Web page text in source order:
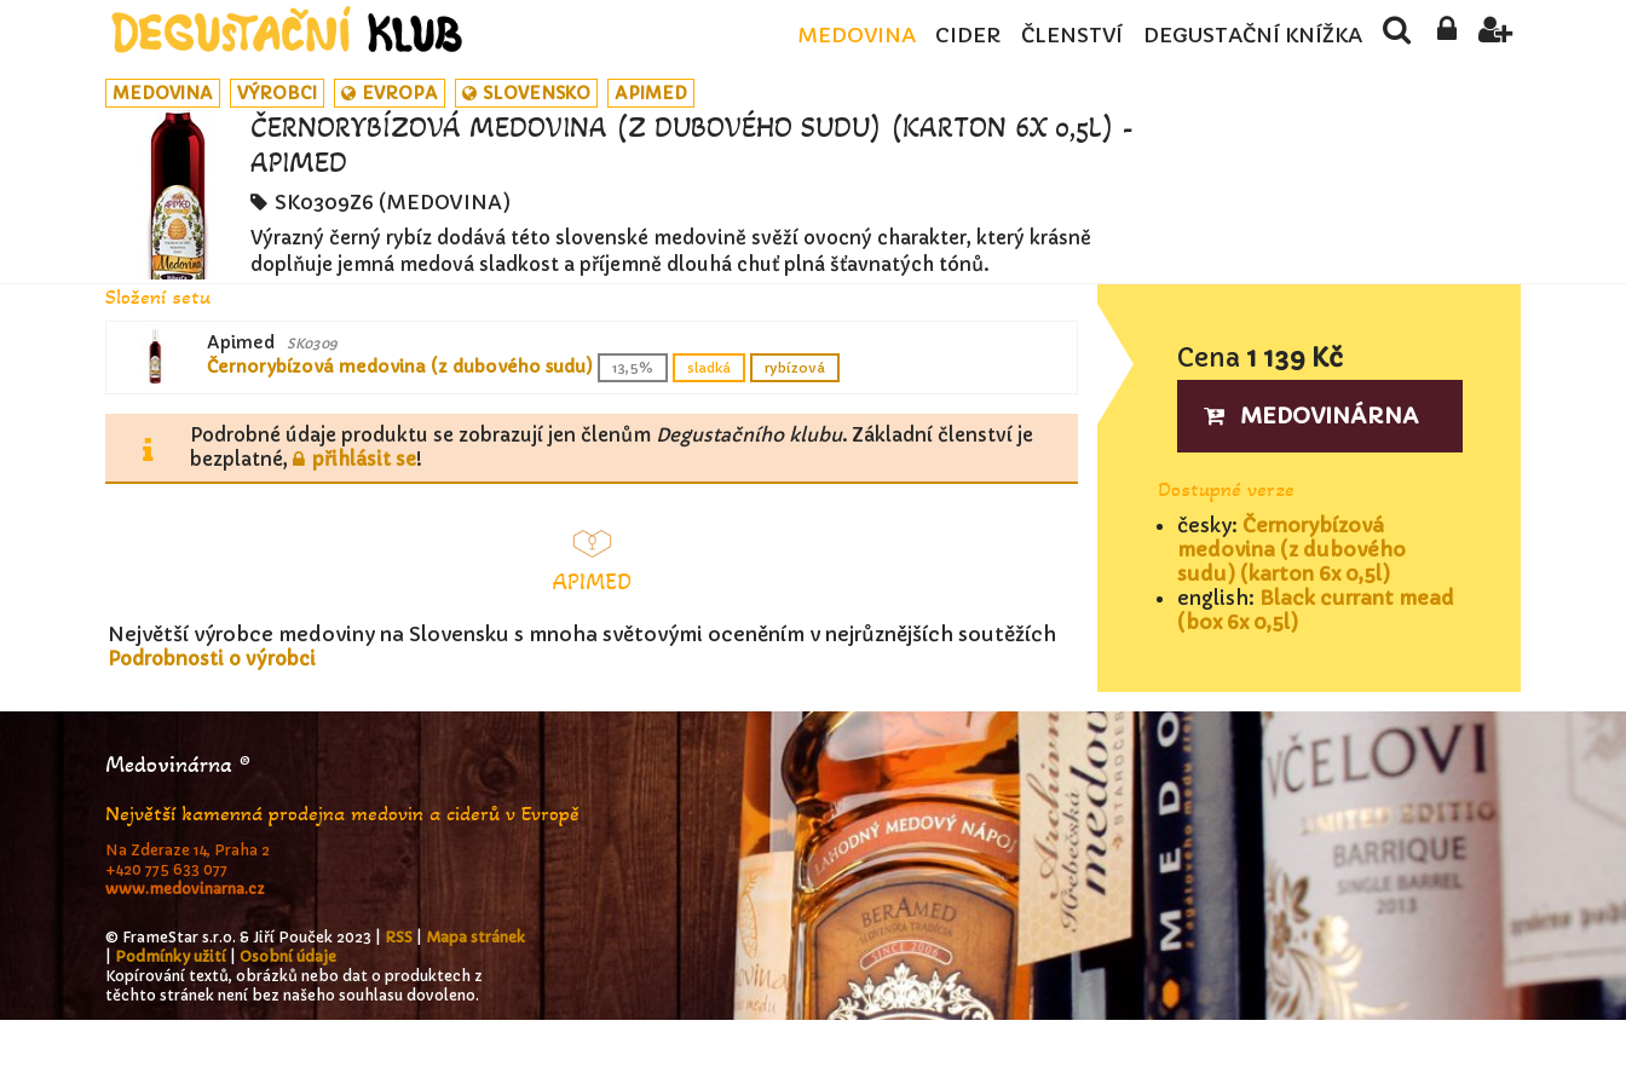
MEDOVINA CIDER ČLENSTVÍ DEGUSTAČNÍ KNÍŽKA
MEDOVINA VÝROBCI EVROPA SLOVENSKO APIMED
ČERNORYBÍZOVÁ MEDOVINA (Z DUBOVÉHO SUDU) (KARTON 6X 0,5L) -
APIMED
SK0309Z6 (MEDOVINA)
Výrazný černý rybíz dodává této slovenské medovině svěží ovocný charakter, který krásně
doplňuje jemná medová sladkost a příjemně dlouhá chuť plná šťavnatých tónů.
Složení setu
Apimed SK0309
Černorybízová medovina (z dubového sudu) 13,5% sladká rybízová
Podrobné údaje produktu se zobrazují jen členům Degustačního klubu. Základní členství je
bezplatné,
přihlásit se!
APIMED
Největší výrobce medoviny na Slovensku s mnoha světovými oceněním v nejrůznějších soutěžích
Podrobnosti o výrobci
Cena 1 139 Kč
MEDOVINÁRNA
Dostupné verze
česky: Černorybízová
medovina (z dubového
sudu) (karton 6x 0,5l)
english: Black currant mead
(box 6x 0,5l)
Medovinárna ®
Největší kamenná prodejna medovin a ciderů v Evropě
Na Zderaze 14, Praha 2
+420 775 633 077
www.medovinarna.cz
© FrameStar s.r.o. & Jiří Pouček 2023 | RSS
Mapa stránek
Podmínky užití| Osobní údaje
Kopírování textů, obrázků nebo dat o produktech z
těchto stránek není bez našeho souhlasu dovoleno.